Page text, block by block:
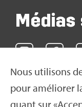
Nous uti­li­sons
pour amé­lio­rer
quant sur